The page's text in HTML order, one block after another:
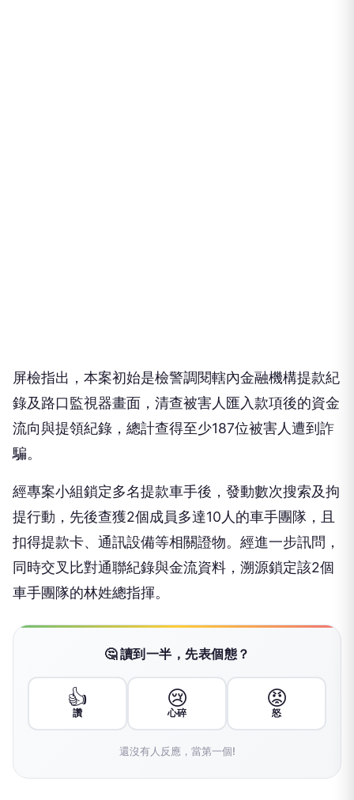
屏檢指出，本案初始是檢警調閱轄內金融機構提款紀
錄及路口監視器畫面，清查被害人匯入款項後的資金
流向與提領紀錄，總計查得至少187位被害人遭到詐
騙。
經專案小組鎖定多名提款車手後，發動數次搜索及拘
提行動，先後查獲2個成員多達10人的車手團隊，且
扣得提款卡、通訊設備等相關證物。經進一步訊問，
同時交叉比對通聯紀錄與金流資料，溯源鎖定該2個
車手團隊的林姓總指揮。
🤔 讀到一半，先表個態？
👍
讚
😢
心碎
😡
怒
還沒有人反應，當第一個!